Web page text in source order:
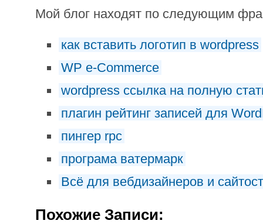
Мой блог находят по следующим
как вставить логотип в wordpress
WP e-Commerce
wordpress ссылка на полную
плагин рейтинг записей для
пингер rpc
програма ватермарк
Всё для вебдизайнеров и
Похожие Записи: